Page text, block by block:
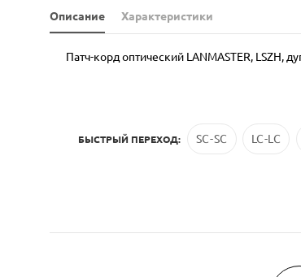
Описание Характеристики
Патч-корд оптический LANMASTER, LSZH,
БЫСТРЫЙ ПЕРЕХОД: SC-SC LC-LC